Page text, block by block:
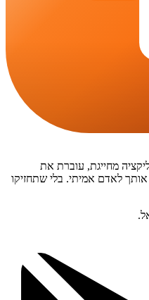
מחייגת, עוברת את
לאדם אמיתי. בלי שתחזיקו